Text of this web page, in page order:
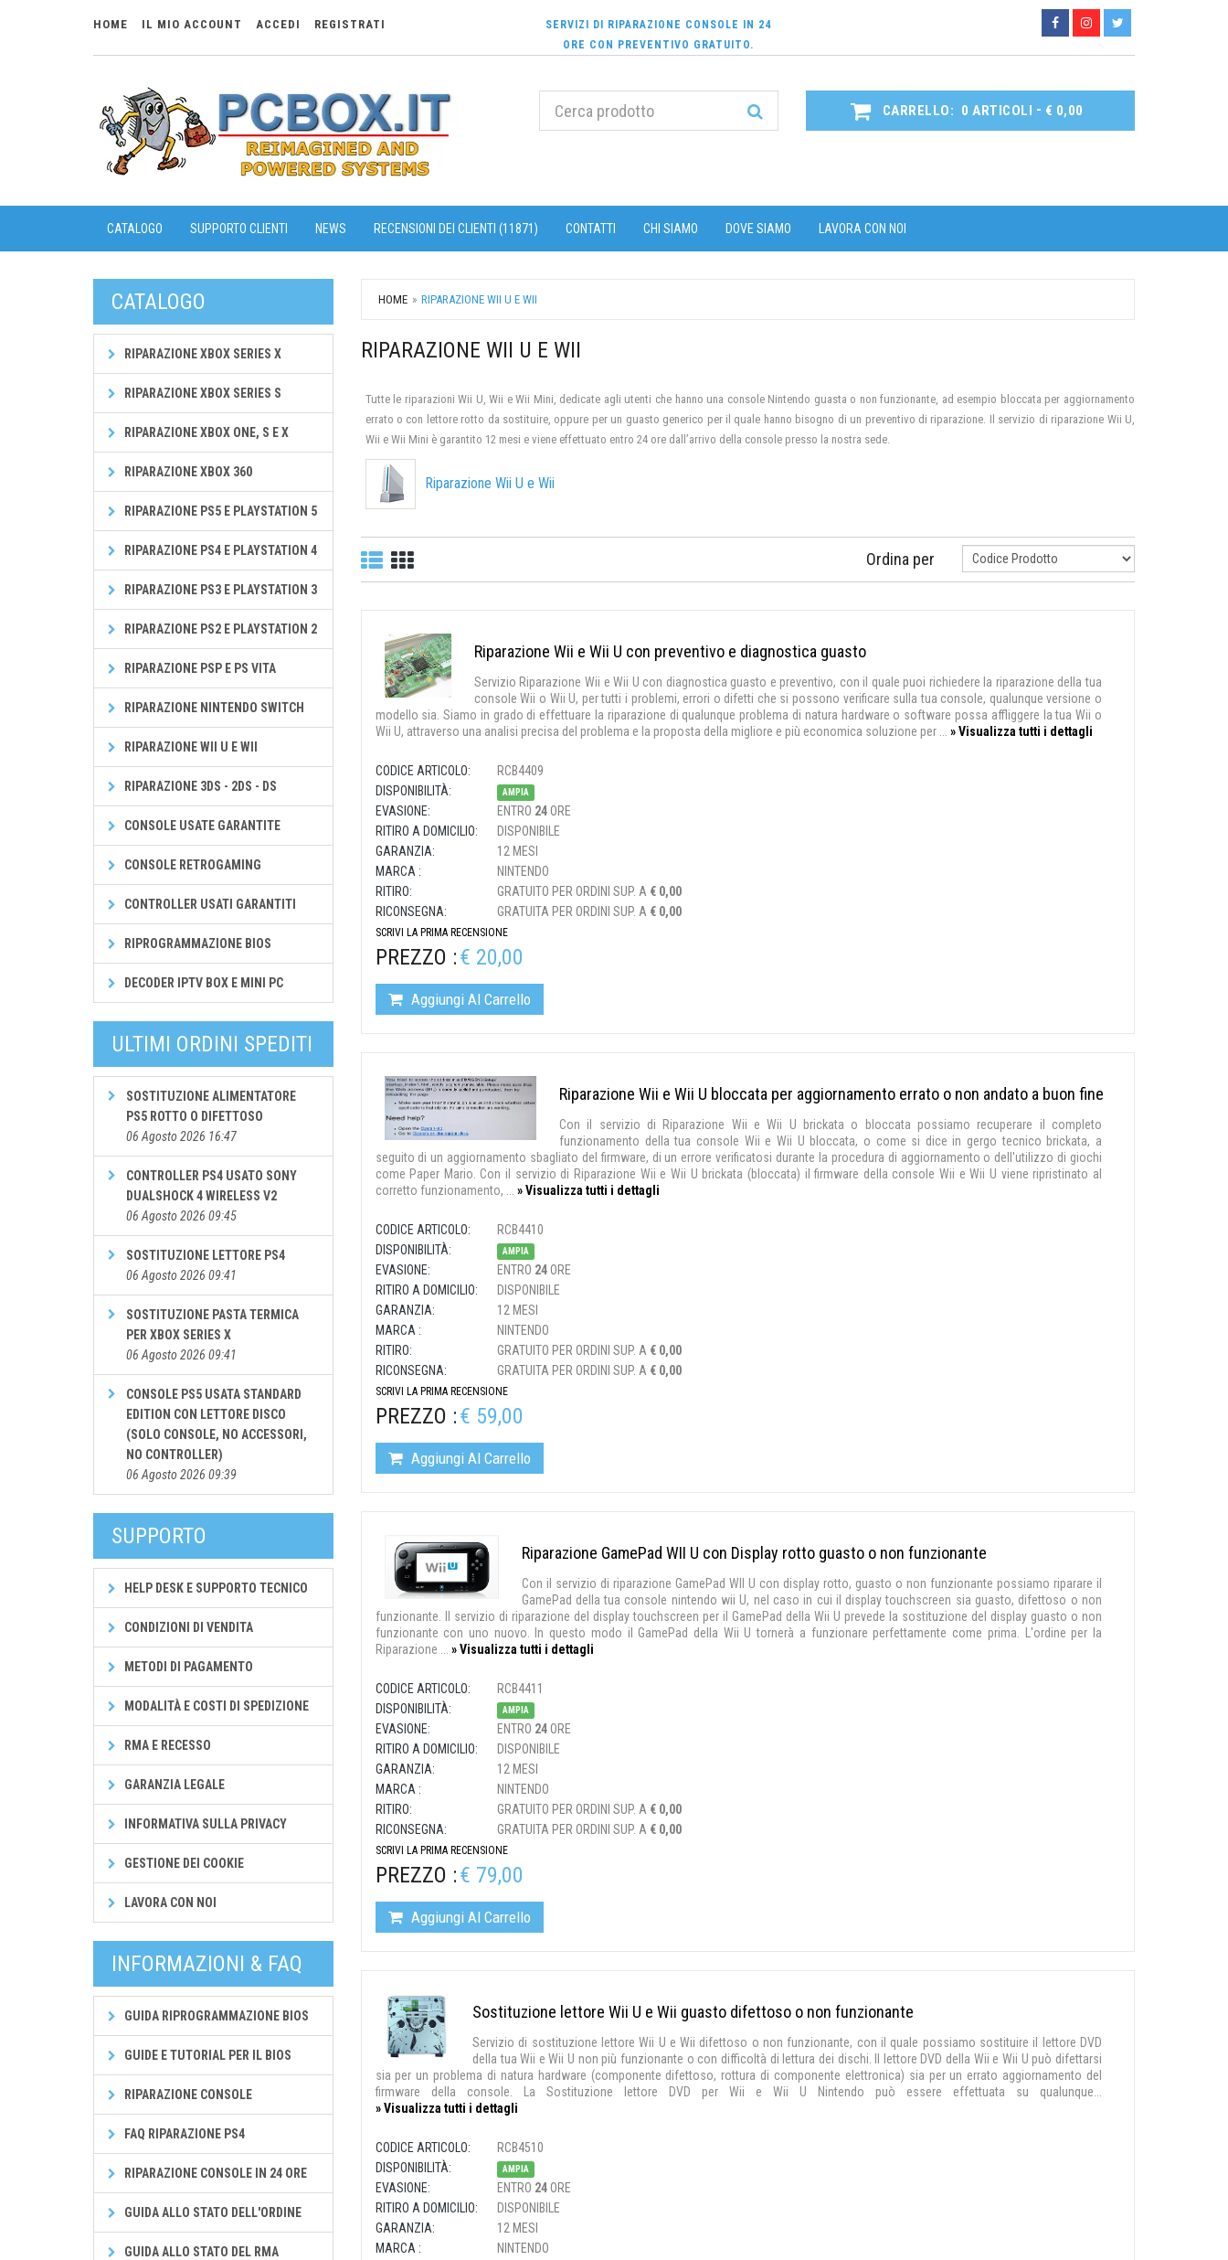
HOME IL MIO ACCOUNT ACCEDI REGISTRATI
SERVIZI DI RIPARAZIONE CONSOLE IN 24
ORE CON PREVENTIVO GRATUITO.
CARRELLO: 0 ARTICOLI - € 0,00
CATALOGO SUPPORTO CLIENTI NEWS RECENSIONI DEI CLIENTI (11871) CONTATTI CHI SIAMO DOVE SIAMO LAVORA CON NOI
CATALOGO
RIPARAZIONE XBOX SERIES X
RIPARAZIONE XBOX SERIES S
RIPARAZIONE XBOX ONE, S E X
RIPARAZIONE XBOX 360
RIPARAZIONE PS5 E PLAYSTATION 5
RIPARAZIONE PS4 E PLAYSTATION 4
RIPARAZIONE PS3 E PLAYSTATION 3
RIPARAZIONE PS2 E PLAYSTATION 2
RIPARAZIONE PSP E PS VITA
RIPARAZIONE NINTENDO SWITCH
RIPARAZIONE WII U E WII
RIPARAZIONE 3DS - 2DS - DS
CONSOLE USATE GARANTITE
CONSOLE RETROGAMING
CONTROLLER USATI GARANTITI
RIPROGRAMMAZIONE BIOS
DECODER IPTV BOX E MINI PC
ULTIMI ORDINI SPEDITI
SOSTITUZIONE ALIMENTATORE
PS5 ROTTO O DIFETTOSO
06 Agosto 2026 16:47
CONTROLLER PS4 USATO SONY
DUALSHOCK 4 WIRELESS V2
06 Agosto 2026 09:45
SOSTITUZIONE LETTORE PS4
06 Agosto 2026 09:41
SOSTITUZIONE PASTA TERMICA
PER XBOX SERIES X
06 Agosto 2026 09:41
CONSOLE PS5 USATA STANDARD
EDITION CON LETTORE DISCO
(SOLO CONSOLE, NO ACCESSORI,
NO CONTROLLER)
06 Agosto 2026 09:39
SUPPORTO
HELP DESK E SUPPORTO TECNICO
CONDIZIONI DI VENDITA
METODI DI PAGAMENTO
MODALITÀ E COSTI DI SPEDIZIONE
RMA E RECESSO
GARANZIA LEGALE
INFORMATIVA SULLA PRIVACY
GESTIONE DEI COOKIE
LAVORA CON NOI
INFORMAZIONI & FAQ
GUIDA RIPROGRAMMAZIONE BIOS
GUIDE E TUTORIAL PER IL BIOS
RIPARAZIONE CONSOLE
FAQ RIPARAZIONE PS4
RIPARAZIONE CONSOLE IN 24 ORE
GUIDA ALLO STATO DELL'ORDINE
GUIDA ALLO STATO DEL RMA
HOME RIPARAZIONE WII U E WII
RIPARAZIONE WII U E WII
Tutte le riparazioni Wii U, Wii e Wii Mini, dedicate agli utenti che hanno una console Nintendo guasta o non funzionante, ad esempio bloccata per aggiornamento
errato o con lettore rotto da sostituire, oppure per un guasto generico per il quale hanno bisogno di un preventivo di riparazione. Il servizio di riparazione Wii U,
Wii e Wii Mini è garantito 12 mesi e viene effettuato entro 24 ore dall’arrivo della console presso la nostra sede.
Riparazione Wii U e Wii
Ordina per
Riparazione Wii e Wii U con preventivo e diagnostica guasto
Servizio Riparazione Wii e Wii U con diagnostica guasto e preventivo, con il quale puoi richiedere la riparazione della tua
console Wii o Wii U, per tutti i problemi, errori o difetti che si possono verificare sulla tua console, qualunque versione o
modello sia. Siamo in grado di effettuare la riparazione di qualunque problema di natura hardware o software possa affliggere la tua Wii o
Wii U, attraverso una analisi precisa del problema e la proposta della migliore e più economica soluzione per ... » Visualizza tutti i dettagli
CODICE ARTICOLO:
RCB4409
DISPONIBILITÀ:
AMPIA
EVASIONE: ENTRO 24ORE
RITIRO A DOMICILIO:
DISPONIBILE
GARANZIA:
12 MESI
MARCA :
NINTENDO
RITIRO:
GRATUITO PER ORDINI SUP. A € 0,00
RICONSEGNA:
GRATUITA PER ORDINI SUP. A € 0,00
SCRIVI LA PRIMA RECENSIONE
PREZZO :€ 20,00
Aggiungi Al Carrello
Riparazione Wii e Wii U bloccata per aggiornamento errato o non andato a buon fine
Con il servizio di Riparazione Wii e Wii U brickata o bloccata possiamo recuperare il completo
funzionamento della tua console Wii e Wii U bloccata, o come si dice in gergo tecnico brickata, a
seguito di un aggiornamento sbagliato del firmware, di un errore verificatosi durante la procedura di aggiornamento o dell'utilizzo di giochi
come Paper Mario. Con il servizio di Riparazione Wii e Wii U brickata (bloccata) il firmware della console Wii e Wii U viene ripristinato al
corretto funzionamento, ... » Visualizza tutti i dettagli
CODICE ARTICOLO:
RCB4410
DISPONIBILITÀ:
AMPIA
EVASIONE: ENTRO 24ORE
RITIRO A DOMICILIO:
DISPONIBILE
GARANZIA:
12 MESI
MARCA :
NINTENDO
RITIRO:
GRATUITO PER ORDINI SUP. A € 0,00
RICONSEGNA:
GRATUITA PER ORDINI SUP. A € 0,00
SCRIVI LA PRIMA RECENSIONE
PREZZO :€ 59,00
Aggiungi Al Carrello
Riparazione GamePad WII U con Display rotto guasto o non funzionante
Con il servizio di riparazione GamePad WII U con display rotto, guasto o non funzionante possiamo riparare il
GamePad della tua console nintendo wii U, nel caso in cui il display touchscreen sia guasto, difettoso o non
funzionante. Il servizio di riparazione del display touchscreen per il GamePad della Wii U prevede la sostituzione del display guasto o non
funzionante con uno nuovo. In questo modo il GamePad della Wii U tornerà a funzionare perfettamente come prima. L'ordine per la
Riparazione ... » Visualizza tutti i dettagli
CODICE ARTICOLO:
RCB4411
DISPONIBILITÀ:
AMPIA
EVASIONE: ENTRO 24ORE
RITIRO A DOMICILIO:
DISPONIBILE
GARANZIA:
12 MESI
MARCA :
NINTENDO
RITIRO:
GRATUITO PER ORDINI SUP. A € 0,00
RICONSEGNA:
GRATUITA PER ORDINI SUP. A € 0,00
SCRIVI LA PRIMA RECENSIONE
PREZZO :€ 79,00
Aggiungi Al Carrello
Sostituzione lettore Wii U e Wii guasto difettoso o non funzionante
Servizio di sostituzione lettore Wii U e Wii difettoso o non funzionante, con il quale possiamo sostituire il lettore DVD
della tua Wii e Wii U non più funzionante o con difficoltà di lettura dei dischi. Il lettore DVD della Wii e Wii U può difettarsi
sia per un problema di natura hardware (componente difettoso, rottura di componente elettronica) sia per un errato aggiornamento del
firmware della console. La Sostituzione lettore DVD per Wii e Wii U Nintendo può essere effettuata su qualunque...
» Visualizza tutti i dettagli
CODICE ARTICOLO:
RCB4510
DISPONIBILITÀ:
AMPIA
EVASIONE: ENTRO 24ORE
RITIRO A DOMICILIO:
DISPONIBILE
GARANZIA:
12 MESI
MARCA :
NINTENDO